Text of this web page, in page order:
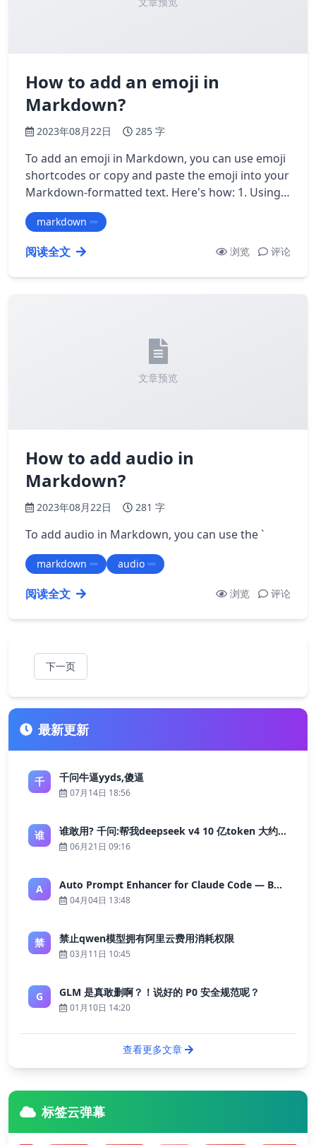
How to add an emoji in
Markdown?
2023年08月22日 285 字
To add an emoji in Markdown, you can use emoji
shortcodes or copy and paste the emoji into your
Markdown-formatted text. Here's how: 1. Using
emoji shortcodes: To use an emoji s…
markdown
阅读全文 浏览 评论
文章预览
How to add audio in
Markdown?
2023年08月22日 281 字
To add audio in Markdown, you can use the `
markdown audio
阅读全文 浏览 评论
下一页
最新更新
千 千问牛逼yyds,傻逼
07月14日 18:56
谁 谁敢用? 千问:帮我deepseek v4 10 亿token 大约多少花费 ?
06月21日 09:16
A Auto Prompt Enhancer for Claude Code — Building a Highly Reliable AI Programming Workflow
04月04日 13:48
禁 禁止qwen模型拥有阿里云费用消耗权限
03月11日 10:45
G GLM 是真敢删啊？！说好的 P0 安全规范呢？
01月10日 14:20
查看更多文章
标签云弹幕